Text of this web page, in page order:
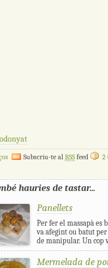
Subscriu-te al RSSfeed 2
hauries de tastar...
Panellets
Per fer el massapà es
va afegint ou batut
de manipular. Un cop
Mermelada de